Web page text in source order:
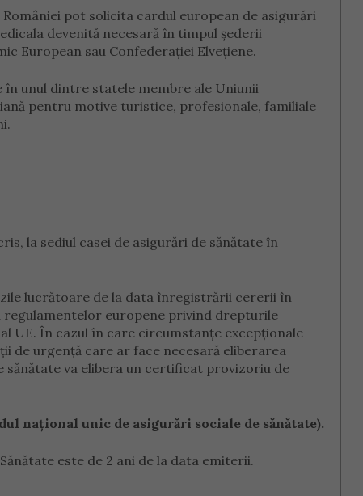
pot solicita cardul european de asigurări
devenită necesară în timpul şederii
European sau Confederaţiei Elveţiene.
unul dintre statele membre ale Uniunii
pentru motive turistice, profesionale, familiale
la sediul casei de asigurări de sănătate în
lucrătoare de la data înregistrării cererii în
europene privind drepturile
UE. În cazul în care circumstanţe excepţionale
de urgenţă care ar face necesară eliberarea
sănătate va elibera un certificat provizoriu de
naţional unic de asigurări sociale de sănătate).
este de 2 ani de la data emiterii.